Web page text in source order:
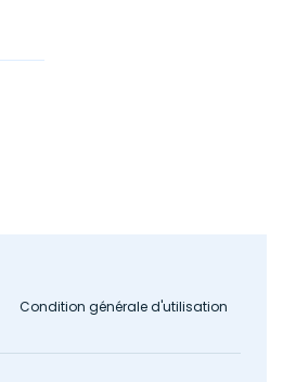
Condition générale d'utilisation